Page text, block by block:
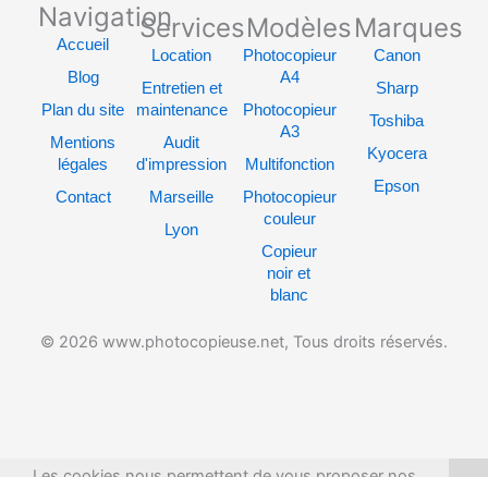
b
o
i
t
r
Navigation
Accueil
Blog
Plan du site
Mentions
légales
Contact
Services
Location
Entretien et
maintenance
Audit
d'impression
Marseille
Lyon
Modèles
Photocopieur
A4
Photocopieur
A3
Multifonction
Photocopieur
couleur
Copieur
noir et
blanc
Marques
Canon
Sharp
Toshiba
Kyocera
Epson
© 2026 www.photocopieuse.net, Tous droits réservés.